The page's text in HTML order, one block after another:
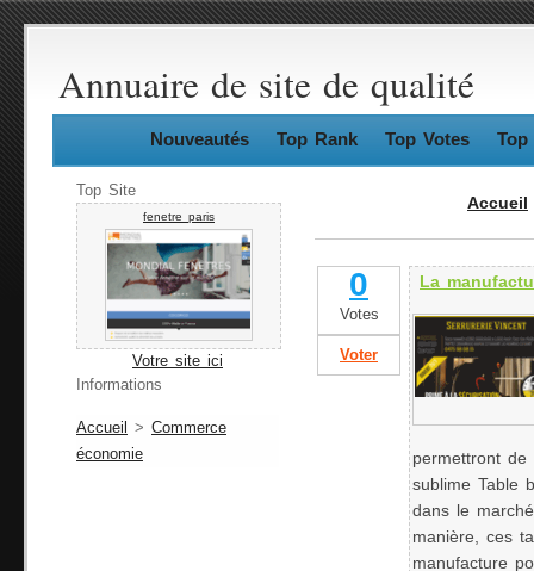
Annuaire de site de qualité
Nouveautés Top Rank Top Votes Top
Top Site
fenetre paris
Votre site ici
Informations
Accueil > Commerce
économie
Accueil
0
Votes
Voter
La
permettront
sublime Table
dans le
manière, ces
manufacture